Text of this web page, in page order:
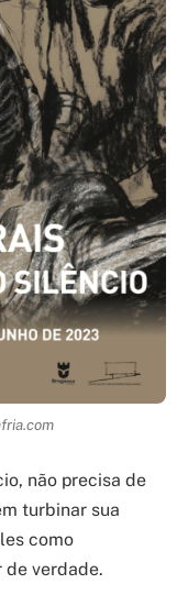
não precisa de
turbinar sua
como
verdade.